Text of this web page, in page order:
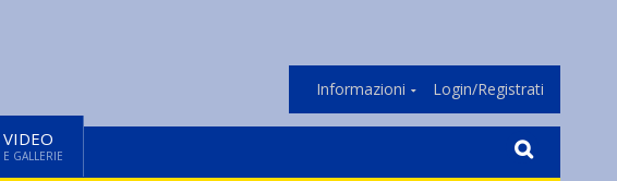
Informazioni Login/Registrati
VIDEO
E GALLERIE